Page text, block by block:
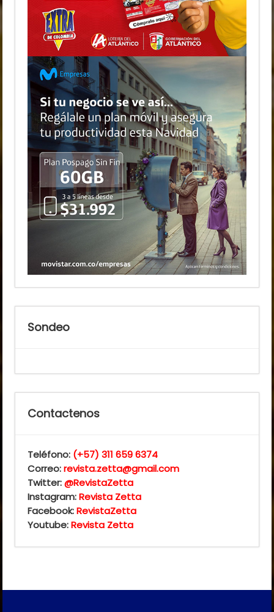
Sondeo
Contactenos
Teléfono: (+57) 311 659 6374
Correo:revista.zetta@gmail.com
Twitter:@RevistaZetta
Instagram:Revista Zetta
Facebook:RevistaZetta
Youtube:Revista Zetta